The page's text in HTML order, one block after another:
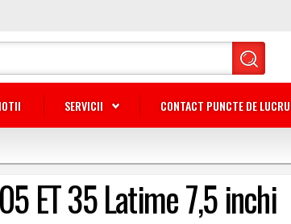
SERVICII CONTACT PUNCTE DE LUCRU
ET 35 Latime 7,5 inchi